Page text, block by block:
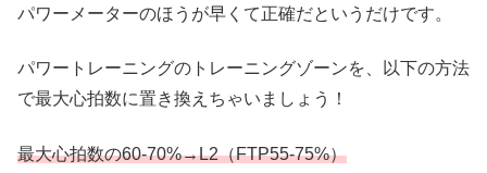
パワーメーターのほうが早くて正確だというだけです。
パワートレーニングのトレーニングゾーンを、以下の方法
で最大心拍数に置き換えちゃいましょう！
最大心拍数の60-70%→L2（FTP55-75%）